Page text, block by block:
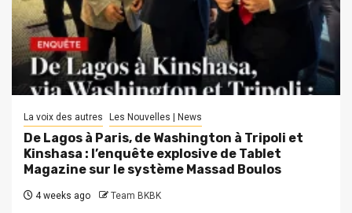
La voix des autres Les Nouvelles | News
De Lagos à Paris, de Washington à Tripoli et
Kinshasa : l’enquête explosive de Tablet
Magazine sur le système Massad Boulos
4 weeks ago Team BKBK